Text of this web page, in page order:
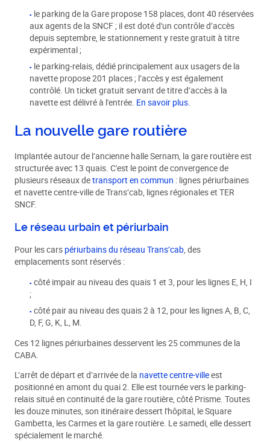
le parking de la Gare propose 158 places, dont 40 réservées
aux agents de la SNCF ; il est doté d'un contrôle d’accès
depuis septembre, le stationnement y reste gratuit à titre
expérimental ;
le parking-relais, dédié principalement aux usagers de la
navette propose 201 places ; l’accès y est également
contrôlé. Un ticket gratuit servant de titre d’accès à la
navette est délivré à l'entrée. En savoir plus.
La nouvelle gare routière
Implantée autour de l’ancienne halle Sernam, la gare routière est
structurée avec 13 quais. C'est le point de convergence de
plusieurs réseaux detransport en commun : lignes périurbaines
et navette centre-ville de Trans’cab, lignes régionales et TER
SNCF.
Le réseau urbain et périurbain
Pour les cars périurbains du réseau Trans’cab, des
emplacements sont réservés :
côté impair au niveau des quais 1 et 3, pour les lignes E, H, I
;
côté pair au niveau des quais 2 à 12, pour les lignes A, B, C,
D, F, G, K, L, M.
Ces 12 lignes périurbaines desservent les 25 communes de la
CABA.
L’arrêt de départ et d’arrivée de la navette centre-villeest
positionné en amont du quai 2. Elle est tournée vers le parking-
relais situé en continuité de la gare routière, côté Prisme. Toutes
les douze minutes, son itinéraire dessert l'hôpital, le Square
Gambetta, les Carmes et la gare routière. Le samedi, elle dessert
spécialement le marché.